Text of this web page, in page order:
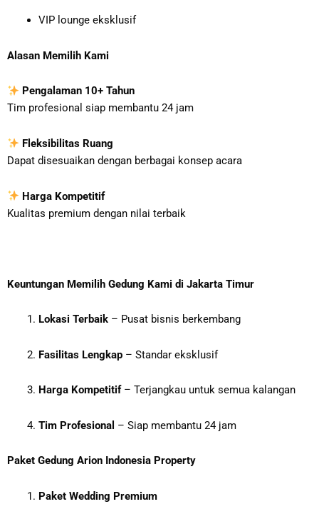
VIP lounge eksklusif
Alasan Memilih Kami
Pengalaman 10+ Tahun
Tim profesional siap membantu 24 jam
Fleksibilitas Ruang
Dapat disesuaikan dengan berbagai konsep acara
Harga Kompetitif
Kualitas premium dengan nilai terbaik
Keuntungan Memilih Gedung Kami di Jakarta Timur
Lokasi Terbaik– Pusat bisnis berkembang
Fasilitas Lengkap– Standar eksklusif
Harga Kompetitif– Terjangkau untuk semua kalangan
Tim Profesional – Siap membantu 24 jam
Paket Gedung Arion Indonesia Property
Paket Wedding Premium